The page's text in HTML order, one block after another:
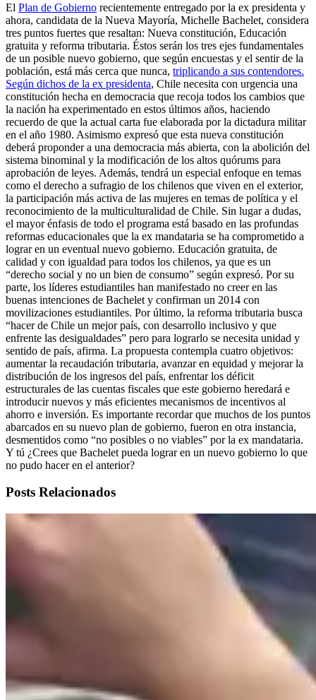
El Plan de Gobierno recientemente entregado por la ex presidenta y
ahora, candidata de la Nueva Mayoría, Michelle Bachelet, considera
tres puntos fuertes que resaltan: Nueva constitución, Educación
gratuita y reforma tributaria. Éstos serán los tres ejes fundamentales
de un posible nuevo gobierno, que según encuestas y el sentir de la
población, está más cerca que nunca, triplicando a sus contendores.
Según dichos de la ex presidenta, Chile necesita con urgencia una
constitución hecha en democracia que recoja todos los cambios que
la nación ha experimentado en estos últimos años, haciendo
recuerdo de que la actual carta fue elaborada por la dictadura militar
en el año 1980. Asimismo expresó que esta nueva constitución
deberá proponder a una democracia más abierta, con la abolición del
sistema binominal y la modificación de los altos quórums para
aprobación de leyes. Además, tendrá un especial enfoque en temas
como el derecho a sufragio de los chilenos que viven en el exterior,
la participación más activa de las mujeres en temas de política y el
reconocimiento de la multiculturalidad de Chile. Sin lugar a dudas,
el mayor énfasis de todo el programa está basado en las profundas
reformas educacionales que la ex mandataria se ha comprometido a
lograr en un eventual nuevo gobierno. Educación gratuita, de
calidad y con igualdad para todos los chilenos, ya que es un
“derecho social y no un bien de consumo” según expresó. Por su
parte, los líderes estudiantiles han manifestado no creer en las
buenas intenciones de Bachelet y confirman un 2014 con
movilizaciones estudiantiles. Por último, la reforma tributaria busca
“hacer de Chile un mejor país, con desarrollo inclusivo y que
enfrente las desigualdades” pero para lograrlo se necesita unidad y
sentido de país, afirma. La propuesta contempla cuatro objetivos:
aumentar la recaudación tributaria, avanzar en equidad y mejorar la
distribución de los ingresos del país, enfrentar los déficit
estructurales de las cuentas fiscales que este gobierno heredará e
introducir nuevos y más eficientes mecanismos de incentivos al
ahorro e inversión. Es importante recordar que muchos de los puntos
abarcados en su nuevo plan de gobierno, fueron en otra instancia,
desmentidos como “no posibles o no viables” por la ex mandataria.
Y tú ¿Crees que Bachelet pueda lograr en un nuevo gobierno lo que
no pudo hacer en el anterior?
Posts Relacionados